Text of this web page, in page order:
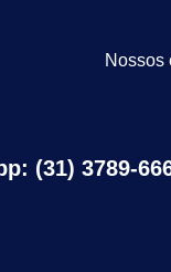
Nossos
(31) 3789-